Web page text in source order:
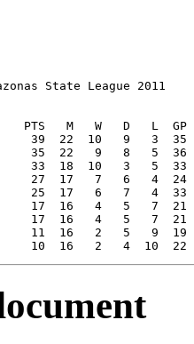
State League 2011
M   W   D   L  GP
22  10   9   3  35
35  22   9   8   5  36
18  10   3   5  33
27  17   7   6   4  24
25  17   6   7   4  33
17  16   4   5   7  21
17  16   4   5   7  21
11  16   2   5   9  19